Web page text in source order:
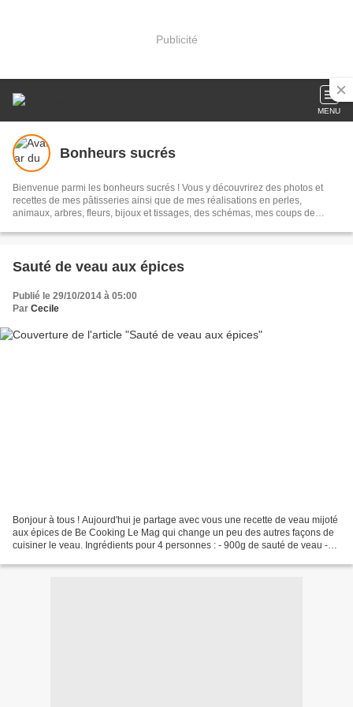
Publicité
MENU
Bonheurs sucrés
Bienvenue parmi les bonheurs sucrés ! Vous y découvrirez des photos et
recettes de mes pâtisseries ainsi que de mes réalisations en perles,
animaux, arbres, fleurs, bijoux et tissages, des schémas, mes coups de
Sauté de veau aux épices
Publié le 29/10/2014 à 05:00
Par Cecile
Bonjour à tous ! Aujourd'hui je partage avec vous une recette de veau mijoté
aux épices de Be Cooking Le Mag qui change un peu des autres façons de
cuisiner le veau. Ingrédients pour 4 personnes : - 900g de sauté de veau -